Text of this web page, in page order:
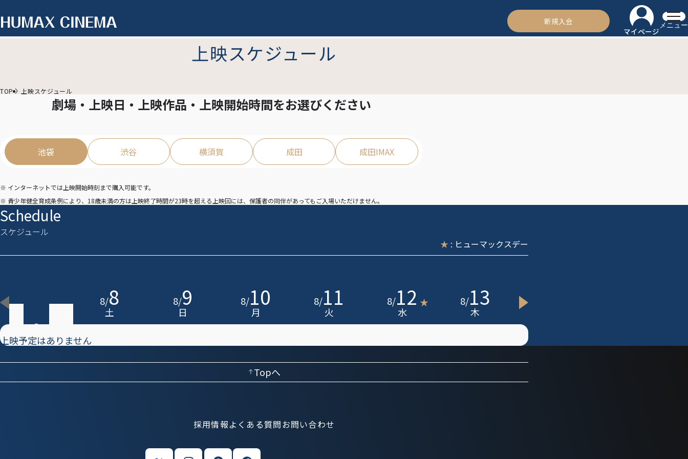
新規入会
マイページ
メニュー
上映スケジュール
TOP 上映スケジュール
劇場・上映日・上映作品・上映開始時間をお選びください
池袋 渋谷 横須賀 成田 成田IMAX
※ インターネットでは上映開始時刻まで購入可能です。
※ 青少年健全育成条例により、18歳未満の方は上映終了時間が23時を超える上映回には、保護者の同伴があってもご入場いただけません。
Schedule
スケジュール
★ : ヒューマックスデー
8/8
土
8/9
日
8/10
月
8/11
火
8/12 ★
水
8/13
木
上映予定はありません
Topへ
採用情報よくある質問お問い合わせ